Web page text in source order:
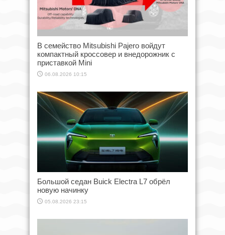
В семейство Mitsubishi Pajero войдут
компактный кроссовер и внедорожник с
приставкой Mini
06.08.2026 10:15
Большой седан Buick Electra L7 обрёл
новую начинку
05.08.2026 23:15